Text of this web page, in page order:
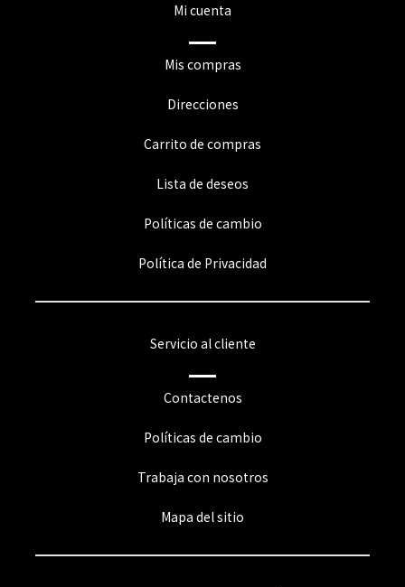
Mi cuenta
Mis compras
Direcciones
Carrito de compras
Lista de deseos
Políticas de cambio
Política de Privacidad
Servicio al cliente
Contactenos
Políticas de cambio
Trabaja con nosotros
Mapa del sitio